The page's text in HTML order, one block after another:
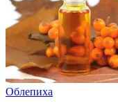
Облепиха